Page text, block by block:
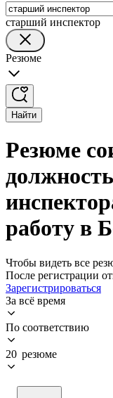
старший инспектор
Резюме
Найти
Резюме
работу в
Чтобы видеть все
После регистрации
Зарегистрироваться
За всё время
По соответствию
20 резюме